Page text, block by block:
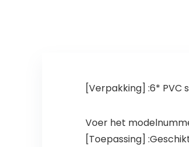
[Verpakking] :6* PVC
Voer het
[Toepassing]